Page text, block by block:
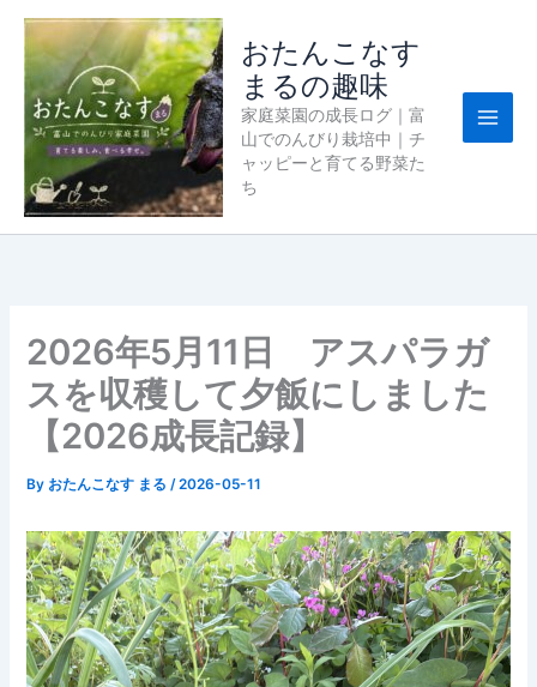
おたんこなす
まるの趣味
家庭菜園の成長ログ｜富
山でのんびり栽培中｜チ
ャッピーと育てる野菜た
ち
2026年5月11日 アスパラガ
スを収穫して夕飯にしました
【2026成長記録】
By おたんこなす まる/2026-05-11